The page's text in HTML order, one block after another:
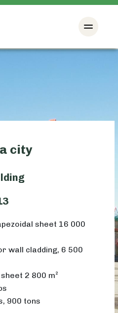
city
sheet 16 000
wall cladding, 6 500
2 800 m²
900 tons